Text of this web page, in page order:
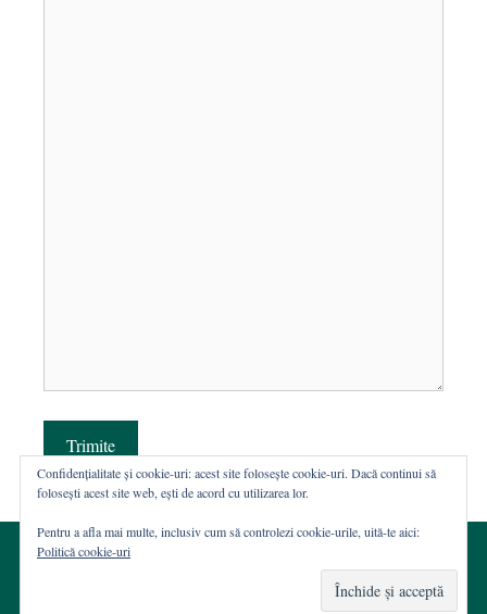
Trimite
Web hosting şi dezvoltare Wordpress:
Casa de WEB
Confidențialitate și cookie-uri: acest site folosește cookie-uri. Dacă continui să
folosești acest site web, ești de acord cu utilizarea lor.
Pentru a afla mai multe, inclusiv cum să controlezi cookie-urile, uită-te aici:
Politică cookie-uri